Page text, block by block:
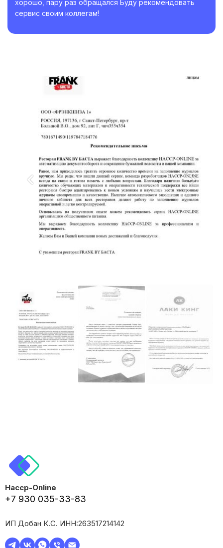
хорошо, пару раз обращался Буду рекомендовать
сервис своим коллегам!
Haccp-Online
+7 930 035-33-83
ИП Добан К.С. ИНН:263517214142